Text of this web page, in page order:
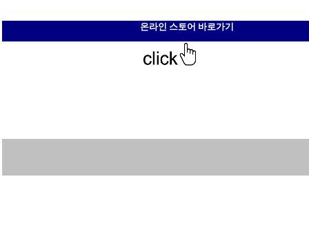
온라인 스토어 바로가기